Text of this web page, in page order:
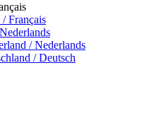
Français
/ Nederlands
/ Deutsch